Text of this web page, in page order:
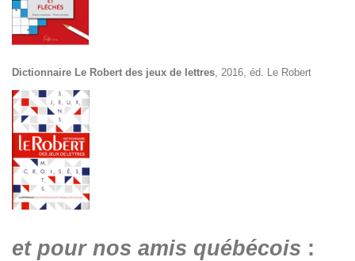
Dictionnaire Le Robert des jeux de lettres, 2016, éd. Le Robert
et pour nos amis québécois :